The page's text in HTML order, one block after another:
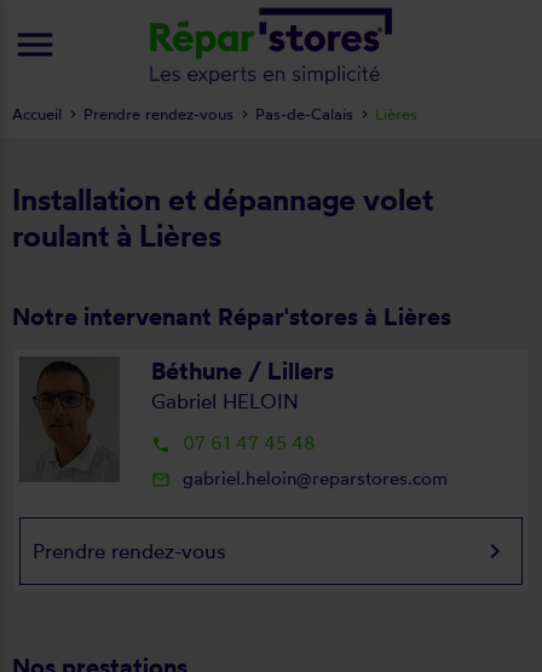
Installation et dépannage volet
roulant à Lières
Notre intervenant Répar'stores à Lières
Béthune / Lillers
Gabriel HELOIN
local_phone 07 61 47 45 48
mail_outline gabriel.heloin@reparstores.com
Prendre rendez-vous keyboard_arrow_right
Accueil Prendre rendez-vous Pas-de-Calais Lières
menu